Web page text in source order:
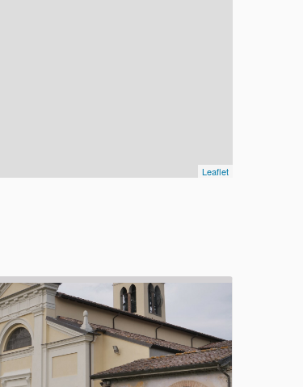
Leaflet